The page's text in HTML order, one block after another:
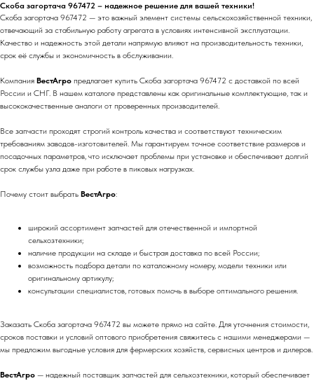
Скоба загортача 967472 – надежное решение для вашей техники!
Скоба загортача 967472 — это важный элемент системы сельскохозяйственной техники,
отвечающий за стабильную работу агрегата в условиях интенсивной эксплуатации.
Качество и надежность этой детали напрямую влияют на производительность техники,
срок её службы и экономичность в обслуживании.
Компания ВестАгро предлагает купить Скоба загортача 967472 с доставкой по всей
России и СНГ. В нашем каталоге представлены как оригинальные комплектующие, так и
высококачественные аналоги от проверенных производителей.
Все запчасти проходят строгий контроль качества и соответствуют техническим
требованиям заводов-изготовителей. Мы гарантируем точное соответствие размеров и
посадочных параметров, что исключает проблемы при установке и обеспечивает долгий
срок службы узла даже при работе в пиковых нагрузках.
Почему стоит выбрать ВестАгро:
широкий ассортимент запчастей для отечественной и импортной
сельхозтехники;
наличие продукции на складе и быстрая доставка по всей России;
возможность подбора детали по каталожному номеру, модели техники или
оригинальному артикулу;
консультации специалистов, готовых помочь в выборе оптимального решения.
Заказать Скоба загортача 967472 вы можете прямо на сайте. Для уточнения стоимости,
сроков поставки и условий оптового приобретения свяжитесь с нашими менеджерами —
мы предложим выгодные условия для фермерских хозяйств, сервисных центров и дилеров.
ВестАгро — надежный поставщик запчастей для сельхозтехники, который обеспечивает